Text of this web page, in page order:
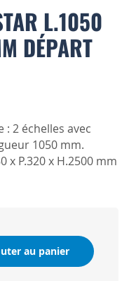
L.1050
DÉPART
: 2 échelles avec
1050 mm.
x P.320 x H.2500 mm
au panier